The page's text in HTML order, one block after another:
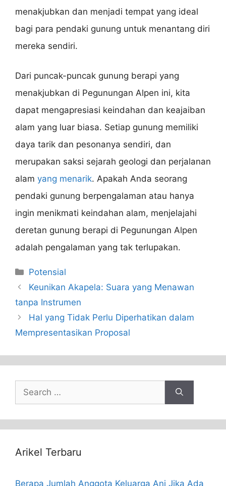
menakjubkan dan menjadi tempat yang ideal
bagi para pendaki gunung untuk menantang diri
mereka sendiri.
Dari puncak-puncak gunung berapi yang
menakjubkan di Pegunungan Alpen ini, kita
dapat mengapresiasi keindahan dan keajaiban
alam yang luar biasa. Setiap gunung memiliki
daya tarik dan pesonanya sendiri, dan
merupakan saksi sejarah geologi dan perjalanan
alam yang menarik. Apakah Anda seorang
pendaki gunung berpengalaman atau hanya
ingin menikmati keindahan alam, menjelajahi
deretan gunung berapi di Pegunungan Alpen
adalah pengalaman yang tak terlupakan.
Categories
Potensial
Keunikan Akapela: Suara yang Menawan
tanpa Instrumen
Hal yang Tidak Perlu Diperhatikan dalam
Mempresentasikan Proposal
Search
for:
Arikel Terbaru
Berapa Jumlah Anggota Keluarga Ani Jika Ada